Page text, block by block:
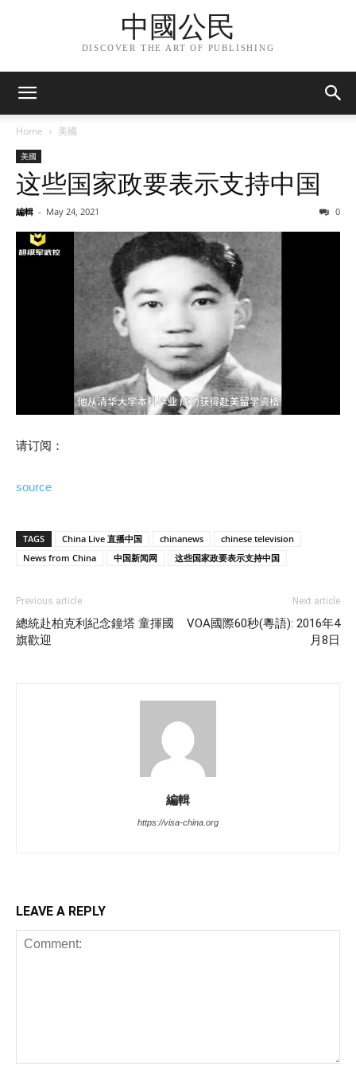
中國公民
DISCOVER THE ART OF PUBLISHING
Home 美國
美國
这些国家政要表示支持中国
編輯 - May 24, 2021 0
请订阅：
source
TAGS China Live 直播中国 chinanews
chinese television
News from China
中国新闻网 这些国家政要表示支持中国
Previous article
總統赴柏克利紀念鐘塔 童揮國
旗歡迎
Next article
VOA國際60秒(粵語): 2016年4
月8日
編輯
https://visa-china.org
LEAVE A REPLY